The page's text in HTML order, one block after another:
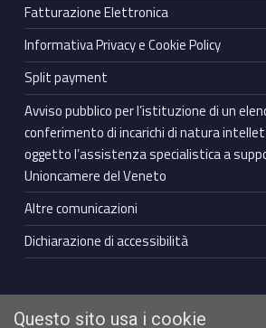
Fatturazione Elettronica
Informativa Privacy e Cookie Policy
Split payment
Avviso pubblico per l’istituzione di un
conferimento di incarichi di natura
oggetto l’assistenza specialistica a
Unioncamere del Veneto
Altre comunicazioni
Dichiarazione di accessibilità
Questo sito usa i cookie